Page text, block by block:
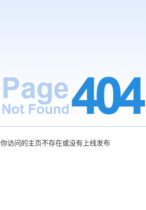
你访问的主页不存在或没有上线发布